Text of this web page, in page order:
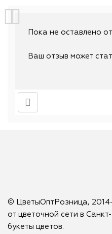
Пока не оставлено
Ваш отзыв может
© ЦветыОптРозница,
от цветочной сети в
букеты цветов.